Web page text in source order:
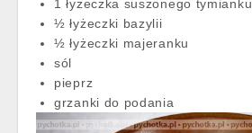
1 łyżeczka suszonego tymianku
½ łyżeczki bazylii
½ łyżeczki majeranku
sól
pieprz
grzanki do podania